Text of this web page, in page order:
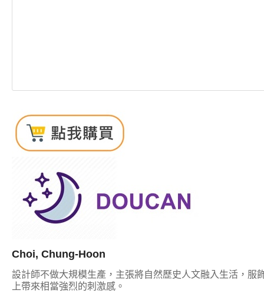
Choi, Chung-Hoon
設計師不做大規模生產，主張將自然歷史人文融入生活，服
上帶來相當強烈的刺激感。